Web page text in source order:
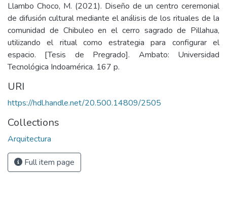
Llambo Choco, M. (2021). Diseño de un centro ceremonial
de difusión cultural mediante el análisis de los rituales de la
comunidad de Chibuleo en el cerro sagrado de Pillahua,
utilizando el ritual como estrategia para configurar el
espacio. [Tesis de Pregrado]. Ambato: Universidad
Tecnológica Indoamérica. 167 p.
URI
https://hdl.handle.net/20.500.14809/2505
Collections
Arquitectura
Full item page